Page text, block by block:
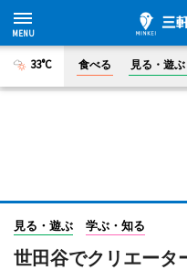
33°C 食べる 見る・遊ぶ
見る・遊ぶ 学ぶ・知る
世田谷でクリエー